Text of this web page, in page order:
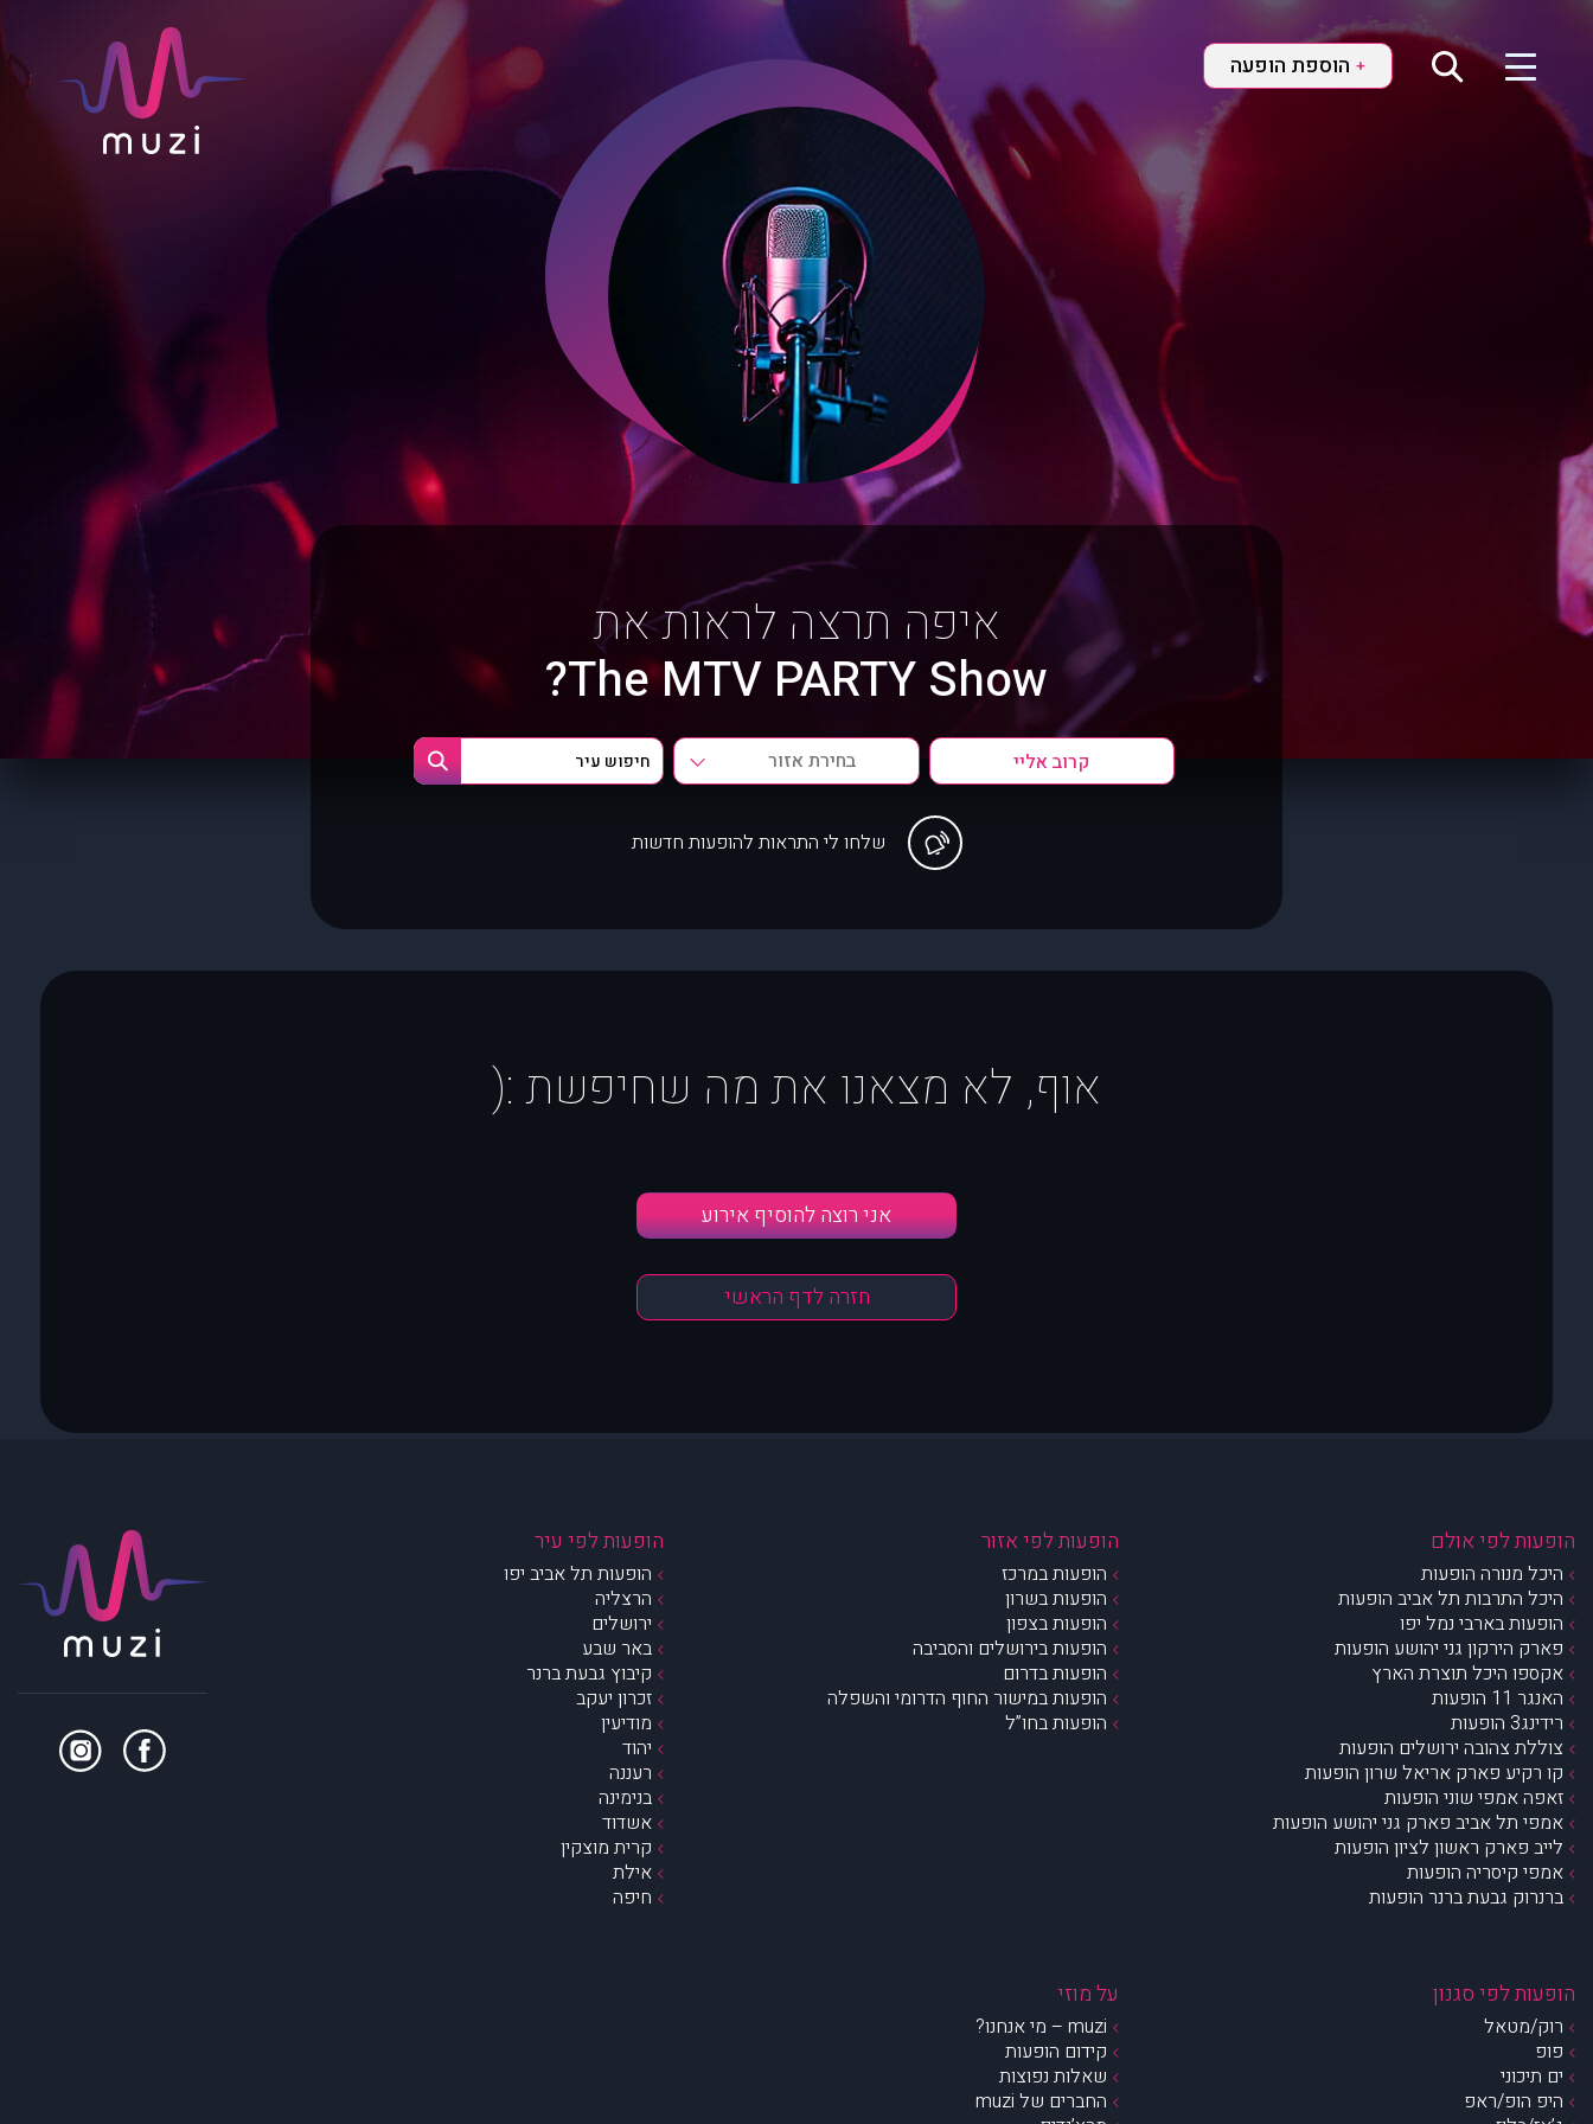
+ הוספת הופעה
איפה תרצה לראות את
The MTV PARTY Show?
בחירת אזור
שלחו לי התראות להופעות חדשות
אוף, לא מצאנו את מה שחיפשת :(
אני רוצה להוסיף אירוע
חזרה לדף הראשי
הופעות לפי אולם
היכל מנורה הופעות
היכל התרבות תל אביב הופעות
הופעות בארבי נמל יפו
פארק הירקון גני יהושע הופעות
אקספו היכל תוצרת הארץ
האנגר 11 הופעות
רידינג3 הופעות
צוללת צהובה ירושלים הופעות
קו רקיע פארק אריאל שרון הופעות
זאפה אמפי שוני הופעות
אמפי תל אביב פארק גני יהושע הופעות
לייב פארק ראשון לציון הופעות
אמפי קיסריה הופעות
ברנרוק גבעת ברנר הופעות
הופעות לפי אזור
הופעות במרכז
הופעות בשרון
הופעות בצפון
הופעות בירושלים והסביבה
הופעות בדרום
הופעות במישור החוף הדרומי והשפלה
הופעות בחו”ל
הופעות לפי עיר
הופעות תל אביב יפו
הרצליה
ירושלים
באר שבע
קיבוץ גבעת ברנר
זכרון יעקב
מודיעין
יהוד
רעננה
בנימינה
אשדוד
קרית מוצקין
אילת
חיפה
הופעות לפי סגנון
רוק/מטאל
פופ
ים תיכוני
היפ הופ/ראפ
על מוזי
muzi – מי אנחנו?
קידום הופעות
שאלות נפוצות
החברים של muzi